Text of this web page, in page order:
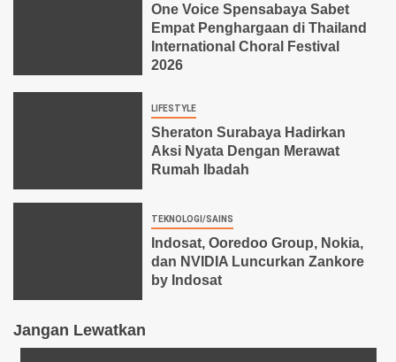
One Voice Spensabaya Sabet
Empat Penghargaan di Thailand
International Choral Festival
2026
LIFESTYLE
Sheraton Surabaya Hadirkan
Aksi Nyata Dengan Merawat
Rumah Ibadah
TEKNOLOGI/SAINS
Indosat, Ooredoo Group, Nokia,
dan NVIDIA Luncurkan Zankore
by Indosat
Jangan Lewatkan